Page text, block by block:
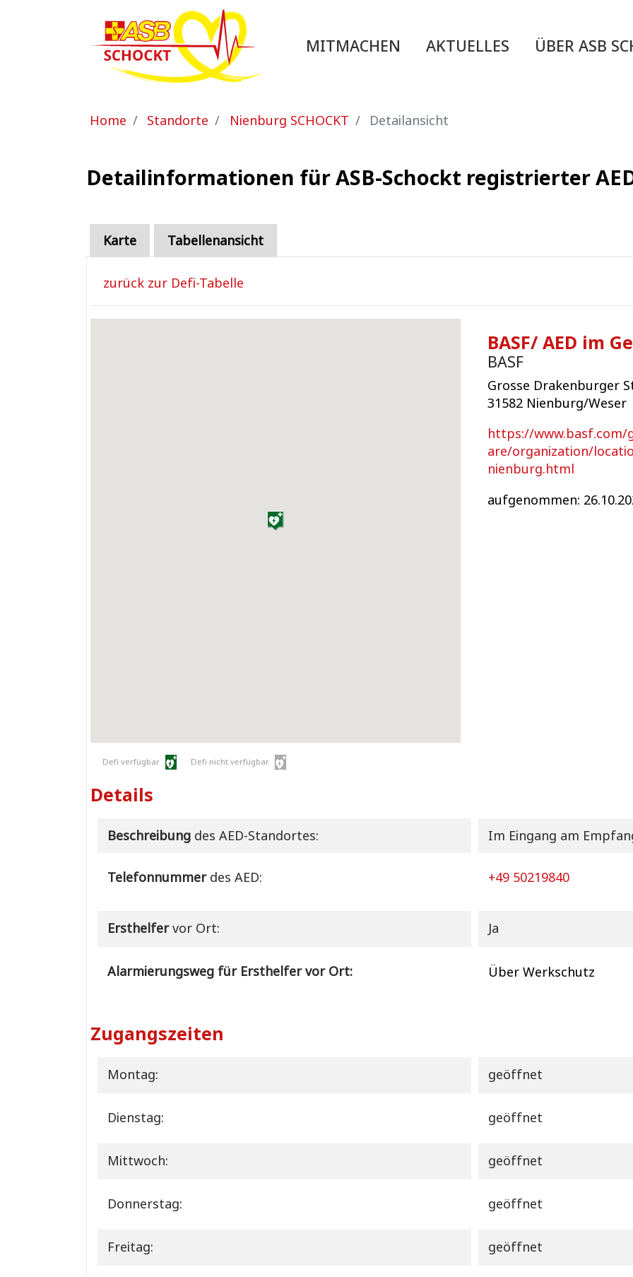
MITMACHEN AKTUELLES ÜBER ASB
Sie sind hier:
Home Standorte Nienburg SCHOCKT Detailansicht
Detailinformationen für ASB-Schockt registrierter
Karte Tabellenansicht
zurück zur Defi-Tabelle
Defi verfügbar Defi nicht verfügbar
BASF/ AED im
BASF
Grosse Drakenburger
31582 Nienburg/Weser
https://www.basf.com/
are/organization/
nienburg.html
aufgenommen:
Details
Beschreibungdes AED-Standortes: Im Eingang am
Telefonnummerdes AED: +49 50219840
Ersthelfervor Ort: Ja
Alarmierungsweg für Ersthelfer vor Ort: Über Werkschutz
Zugangszeiten
Montag: geöffnet
Dienstag: geöffnet
Mittwoch: geöffnet
Donnerstag: geöffnet
Freitag: geöffnet